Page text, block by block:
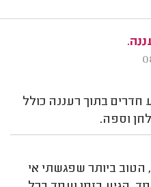
חדרים בתוך רעננה כולל
וספה.
הטוב ביותר שפגשתי אי